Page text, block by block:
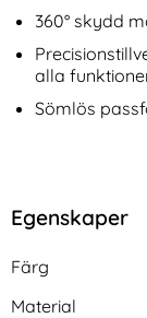
360° skydd
alla
Sömlös
Egenskaper
Egenskaper/
Attribut
Färg
Material